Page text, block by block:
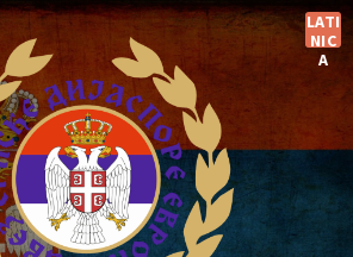
LATI
NIC
A